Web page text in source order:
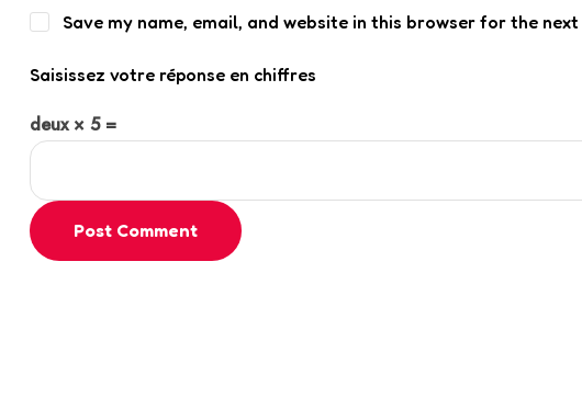
Save my name, email, and website in this browser for the
Saisissez votre réponse en chiffres
deux × 5 =
Post Comment